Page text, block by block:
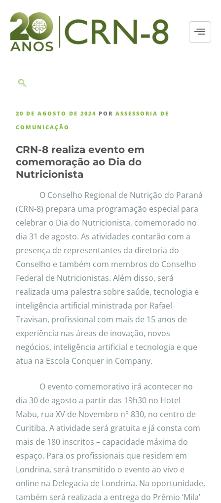
20 DE AGOSTO DE 2024 POR ASSESSORIA DE
COMUNICAÇÃO
CRN-8 realiza evento em
comemoração ao Dia do
Nutricionista
O Conselho Regional de Nutrição do Paraná
(CRN-8) prepara uma programação especial para
celebrar o Dia do Nutricionista, comemorado no
dia 31 de agosto. As atividades contarão com a
presença de representantes da diretoria do
Conselho e também com membros do Conselho
Federal de Nutricionistas. Além disso, será
realizada uma palestra sobre saúde, tecnologia e
inteligência artificial ministrada por Rafael
Travisan, profissional com mais de 15 anos de
experiência nas áreas de inovação, novos
negócios, inteligência artificial e tecnologia e que
atua na Escola Conquer in Company.
O evento comemorativo irá acontecer no
dia 30 de agosto a partir das 19h30 no Hotel
Mabu, rua XV de Novembro n° 830, no centro de
Curitiba. A atividade será gratuita e já consta com
mais de 180 inscritos – capacidade máxima do
espaço. Para os profissionais que residem em
Londrina, será transmitido o evento ao vivo e
online na Delegacia de Londrina. Na oportunidade,
também será realizada a entrega do Prêmio ‘Mila’